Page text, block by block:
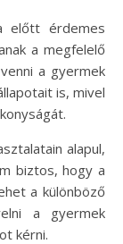
előtt érdemes
a megfelelő
a gyermek
is, mivel
alapul,
biztos, hogy a
a különböző
a gyermek
kérni.